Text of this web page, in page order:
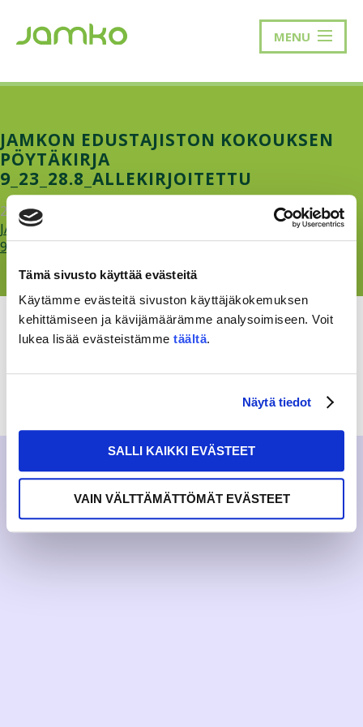
Tämä sivusto käyttää evästeitä
Käytämme evästeitä sivuston käyttäjäkokemuksen
kehittämiseen ja kävijämäärämme analysoimiseen. Voit
lukea lisää evästeistämme täältä.
Näytä tiedot
SALLI KAIKKI EVÄSTEET
VAIN VÄLTTÄMÄTTÖMÄT EVÄSTEET
MENU
JAMKON EDUSTAJISTON KOKOUKSEN
PÖYTÄKIRJA
9_23_28.8_ALLEKIRJOITETTU
29.9.2023
JAMKOn-edustajiston-kokouksen-poytakirja-
9_23_28.8_allekirjoitettu.pdf